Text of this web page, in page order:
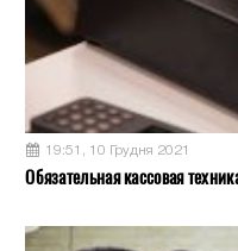
19:51, 10 Грудня 2021
Обязательная кассовая